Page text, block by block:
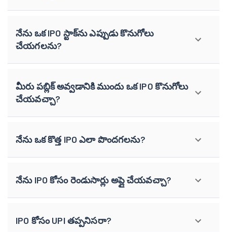
నేను ఒక IPO స్టాక్‌ను ఎప్పుడు కొనుగోలు
చేయగలను?
మీరు పబ్లిక్ అవ్వడానికి ముందు ఒక IPO కొనుగోలు
చేయవచ్చా?
నేను ఒక కొత్త IPO ఎలా పొందగలను?
నేను IPO కోసం రెండుసార్లు అప్లై చేయవచ్చా?
IPO కోసం UPI తప్పనిసరా?